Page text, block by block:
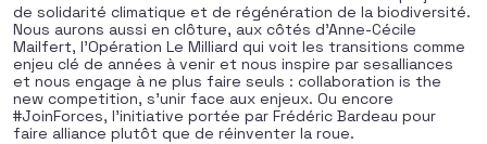
de solidarité climatique et de régénération de la biodiversité.
Nous aurons aussi en clôture, aux côtés d’Anne-Cécile
Mailfert, l’Opération Le Milliard qui voit les transitions comme
enjeu clé de années à venir et nous inspire par sesalliances
et nous engage à ne plus faire seuls : collaboration is the
new competition, s’unir face aux enjeux. Ou encore
#JoinForces, l’initiative portée par Frédéric Bardeau pour
faire alliance plutôt que de réinventer la roue.